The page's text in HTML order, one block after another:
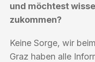
und möchtest
zukommen?
Keine Sorge, wir
Graz haben alle